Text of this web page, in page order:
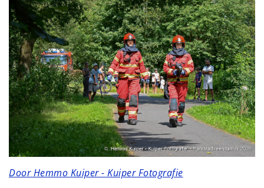
Door Hemmo Kuiper - Kuiper Fotografie